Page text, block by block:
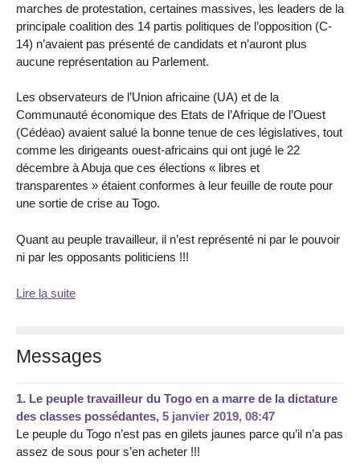
marches de protestation, certaines massives, les leaders de la
principale coalition des 14 partis politiques de l’opposition (C-
14) n’avaient pas présenté de candidats et n’auront plus
aucune représentation au Parlement.
Les observateurs de l’Union africaine (UA) et de la
Communauté économique des Etats de l’Afrique de l’Ouest
(Cédéao) avaient salué la bonne tenue de ces législatives, tout
comme les dirigeants ouest-africains qui ont jugé le 22
décembre à Abuja que ces élections « libres et
transparentes » étaient conformes à leur feuille de route pour
une sortie de crise au Togo.
Quant au peuple travailleur, il n’est représenté ni par le pouvoir
ni par les opposants politiciens !!!
Lire la suite
Messages
1. Le peuple travailleur du Togo en a marre de la dictature
des classes possédantes, 5 janvier 2019, 08:47
Le peuple du Togo n’est pas en gilets jaunes parce qu’il n’a pas
assez de sous pour s’en acheter !!!